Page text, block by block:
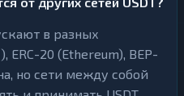
в разных
ERC-20 (Ethereum), BEP-
но сети между собой